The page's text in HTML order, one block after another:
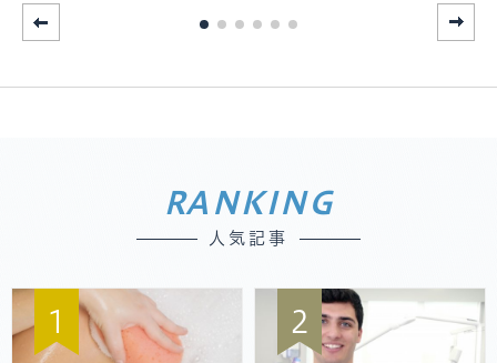
RANKING
人気記事
1 2